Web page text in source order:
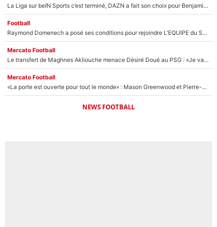
La Liga sur beIN Sports c’est terminé, DAZN a fait son choix pour Benjamin Da Silva et Omar Da Fonseca !
Football
Raymond Domenech a posé ses conditions pour rejoindre L'EQUIPE du Soir : Il refuse de faire l'émission avec un autre chroniqueur !
Mercato Football
Le transfert de Maghnes Akliouche menace Désiré Doué au PSG : «Je valide à 200%»
Mercato Football
«La porte est ouverte pour tout le monde» : Mason Greenwood et Pierre-Emerick Aubameyang ont quitté l'OM, Amine Gouiri balance sur la suite du mercato et sur la réaction du vestiaire !
NEWS FOOTBALL